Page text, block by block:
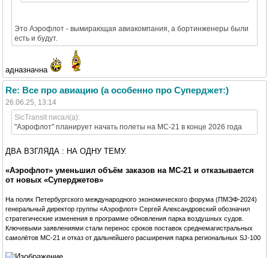
Это Аэрофлот - вымирающая авиакомпания, а бортинженеры были
есть и будут.
адназначна
Re: Все про авиацию (а особенно про Суперджет:)
26.06.25, 13:14
SicTransit писал(а):
"Аэрофлот" планирует начать полеты на МС-21 в конце 2026 года
ДВА ВЗГЛЯДА : НА ОДНУ ТЕМУ.
«Аэрофлот» уменьшил объём заказов на МС-21 и отказывается
от новых «Суперджетов»
На полях Петербургского международного экономического форума (ПМЭФ-2024)
генеральный директор группы «Аэрофлот» Сергей Александровский обозначил
стратегические изменения в программе обновления парка воздушных судов.
Ключевыми заявлениями стали перенос сроков поставок среднемагистральных
самолётов МС-21 и отказ от дальнейшего расширения парка региональных SJ-100